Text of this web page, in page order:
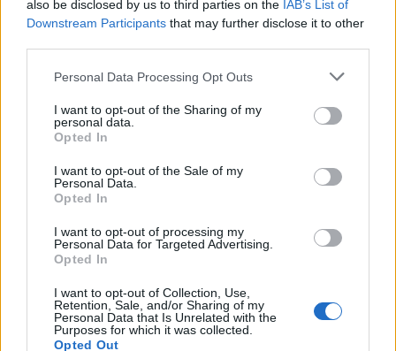
also be disclosed by us to third parties on the IAB’s List of
Downstream Participants that may further disclose it to other
Personal Data Processing Opt Outs
I want to opt-out of the Sharing of my
personal data.
Opted In
I want to opt-out of the Sale of my
Personal Data.
Opted In
I want to opt-out of processing my
Personal Data for Targeted Advertising.
Opted In
I want to opt-out of Collection, Use,
Retention, Sale, and/or Sharing of my
Personal Data that Is Unrelated with the
Purposes for which it was collected.
Opted Out
una coppia di cabarettisti che
31/05/2011
La strana coppia tra letto e
15/05/2011
HOME VIDEO I DVD PIÙ VENDUTI
A casa con «I Pirati» Mentre tra